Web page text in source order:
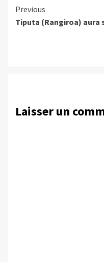
Continue
Reading
Previous
Tiputa (Rangiroa) aura
Laisser un